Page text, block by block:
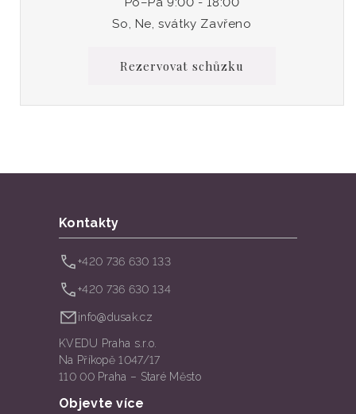
So, Ne, svátky Zavřeno
Rezervovat schůzku
Kontakty
+420 736 630 133
+420 736 630 134
info@dusak.cz
KVEDU Praha s.r.o.
Na Příkopě 1047/17
110 00 Praha – Staré Město
Objevte více